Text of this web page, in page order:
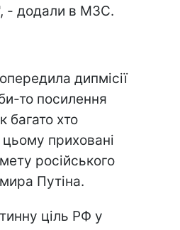
- додали в МЗС.
дипмісії
то посилення
багато хто
приховані
російського
Путіна.
ціль РФ у